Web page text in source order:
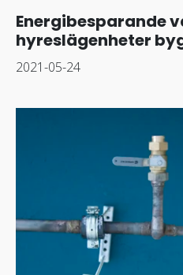
Energibesparande
hyreslägenheter
2021-05-24